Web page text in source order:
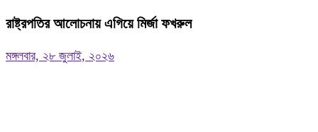
রাষ্ট্রপতির আলোচনায় এগিয়ে মির্জা ফখরুল
মঙ্গলবার, ২৮ জুলাই, ২০২৬